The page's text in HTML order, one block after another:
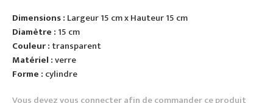
Dimensions : Largeur 15 cm x Hauteur 15 cm
Diamètre : 15 cm
Couleur : transparent
Matériel :verre
Forme : cylindre